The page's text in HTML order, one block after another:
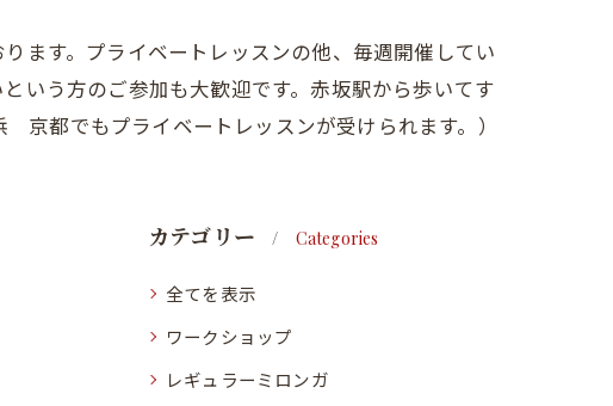
ます。プライベートレッスンの他、毎週開催してい
いう方のご参加も大歓迎です。赤坂駅から歩いてす
都でもプライベートレッスンが受けられます。）
カテゴリー Categories
全てを表示
ワークショップ
レギュラーミロンガ